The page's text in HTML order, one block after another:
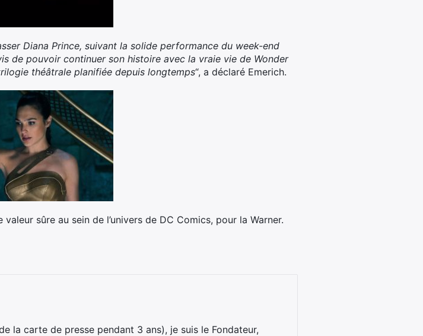
Diana Prince, suivant la solide performance du week-end
de pouvoir continuer son histoire avec la vraie vie de Wonder
théâtrale planifiée depuis longtemps“, a déclaré Emerich.
sûre au sein de l’univers de DC Comics, pour la Warner.
la carte de presse pendant 3 ans), je suis le Fondateur,